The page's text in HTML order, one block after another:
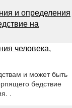
и определения
на
человека,
и может быть
бедствие
.